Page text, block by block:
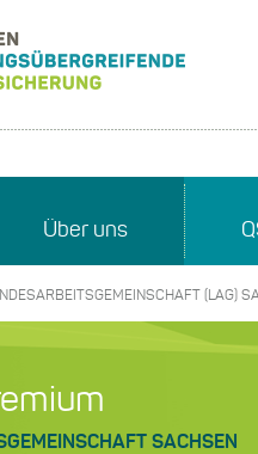
Über uns
(LAG)
SACHSEN